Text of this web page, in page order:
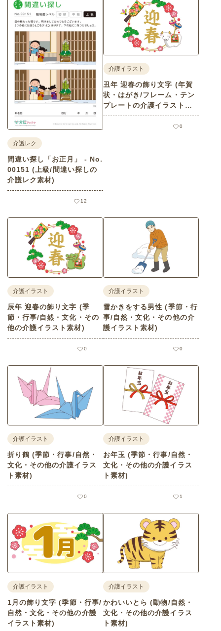
介護レク
間違い探し「お正月」 - No.
00151 (上級/間違い探しの
介護レク素材)
12
介護イラスト
丑年 迎春の飾り文字 (年賀
状・はがき/フレーム・テン
プレートの介護イラスト素
材)
0
介護イラスト
辰年 迎春の飾り文字 (季
節・行事/自然・文化・その
他の介護イラスト素材)
0
介護イラスト
雪かきをする男性 (季節・行
事/自然・文化・その他の介
護イラスト素材)
0
介護イラスト
折り鶴 (季節・行事/自然・
文化・その他の介護イラス
ト素材)
0
介護イラスト
お年玉 (季節・行事/自然・
文化・その他の介護イラス
ト素材)
1
介護イラスト
1月の飾り文字 (季節・行事/
自然・文化・その他の介護
イラスト素材)
介護イラスト
かわいいとら (動物/自然・
文化・その他の介護イラス
ト素材)